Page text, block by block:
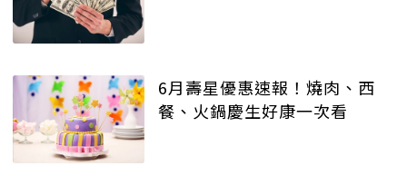
6月壽星優惠速報！燒肉、西
餐、火鍋慶生好康一次看